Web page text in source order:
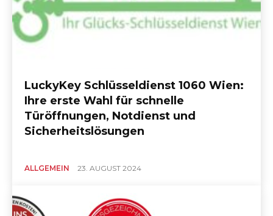
LuckyKey Schlüsseldienst 1060 Wien:
Ihre erste Wahl für schnelle
Türöffnungen, Notdienst und
Sicherheitslösungen
ALLGEMEIN 23. AUGUST 2024